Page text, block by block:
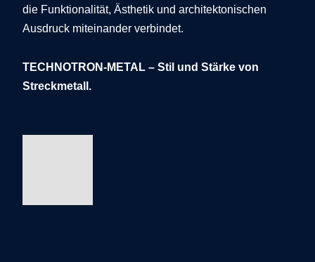
die Funktionalität, Ästhetik und architektonischen
Ausdruck miteinander verbindet.
TECHNOTRON-METAL – Stil und Stärke von
Streckmetall.